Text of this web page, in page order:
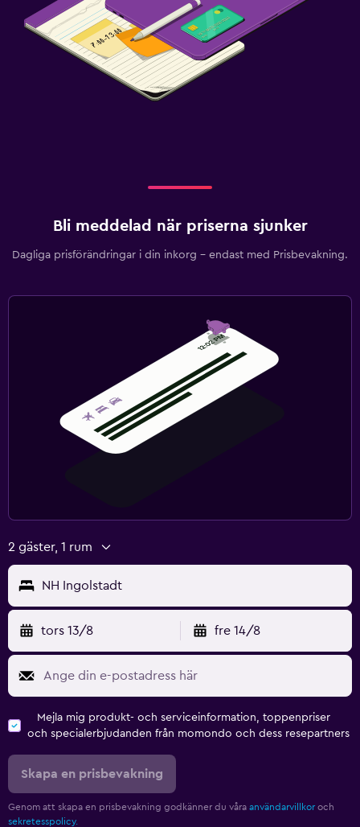
Bli meddelad när priserna sjunker
Dagliga prisförändringar i din inkorg – endast med Prisbevakning.
2 gäster, 1 rum
NH Ingolstadt
tors 13/8 fre 14/8
Mejla mig produkt- och serviceinformation, toppenpriser
och specialerbjudanden från momondo och dess resepartners
Skapa en prisbevakning
Genom att skapa en prisbevakning godkänner du våra användarvillkor och
sekretesspolicy.